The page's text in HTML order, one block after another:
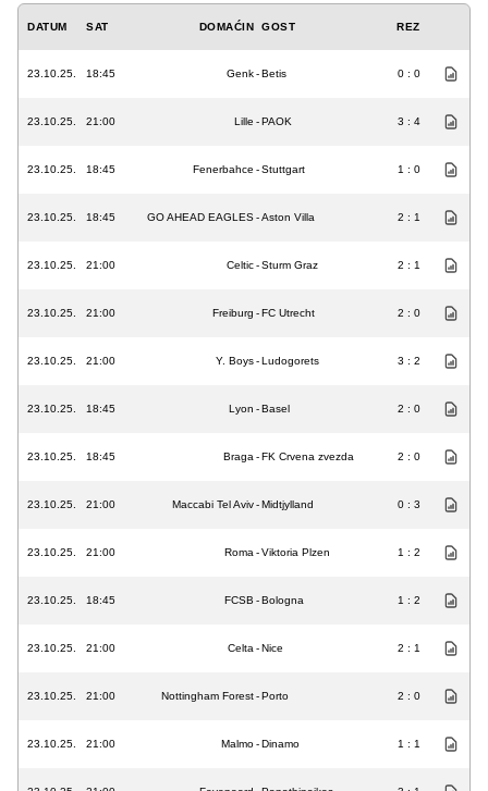
DATUM SAT DOMAĆIN GOST REZ
23.10.25. 18:45 Genk-Betis 0 : 0
23.10.25. 21:00 Lille -PAOK 3 : 4
23.10.25. 18:45 Fenerbahce -Stuttgart 1 : 0
23.10.25. 18:45 GO AHEAD EAGLES-Aston Villa 2 : 1
23.10.25. 21:00 Celtic-Sturm Graz 2 : 1
23.10.25. 21:00 Freiburg -FC Utrecht 2 : 0
23.10.25. 21:00 Y. Boys-Ludogorets 3 : 2
23.10.25. 18:45 Lyon -Basel 2 : 0
23.10.25. 18:45 Braga -FK Crvena zvezda 2 : 0
23.10.25. 21:00 Maccabi Tel Aviv-Midtjylland 0 : 3
23.10.25. 21:00 Roma -Viktoria Plzen 1 : 2
23.10.25. 18:45 FCSB -Bologna 1 : 2
23.10.25. 21:00 Celta -Nice 2 : 1
23.10.25. 21:00 Nottingham Forest-Porto 2 : 0
23.10.25. 21:00 Malmo-Dinamo 1 : 1